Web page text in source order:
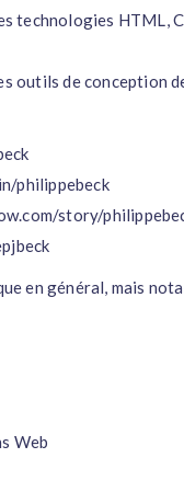
technologies HTML,
outils de conception
philippebeck
story/
en général, mais
Web